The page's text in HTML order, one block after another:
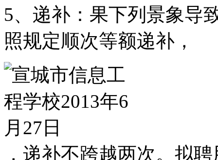
5、递补：果下列景象导
照规定顺次等额递补，
，递补不跨越两次。拟